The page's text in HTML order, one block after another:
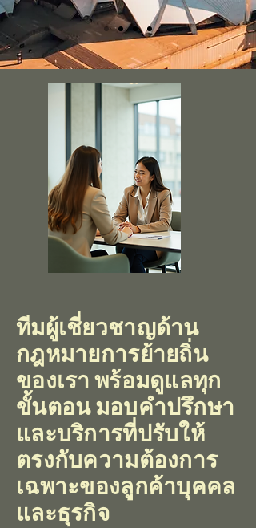
ทีมผู้เชี่ยวชาญด้าน
กฎหมายการย้ายถิ่น
ของเรา พร้อมดูแลทุก
ขั้นตอน มอบคำปรึกษา
และบริการที่ปรับให้
ตรงกับความต้องการ
เฉพาะของลูกค้าบุคคล
และธุรกิจ